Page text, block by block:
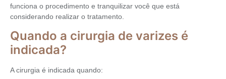
funciona o procedimento e tranquilizar você que está
considerando realizar o tratamento.
Quando a cirurgia de varizes é
indicada?
A cirurgia é indicada quando: